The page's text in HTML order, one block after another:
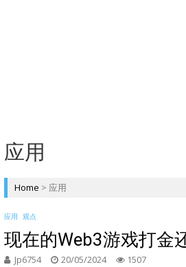
应用
Home > 应用
应用 观点
现在的Web3游戏打金
Jp6754 20/05/2024 1507